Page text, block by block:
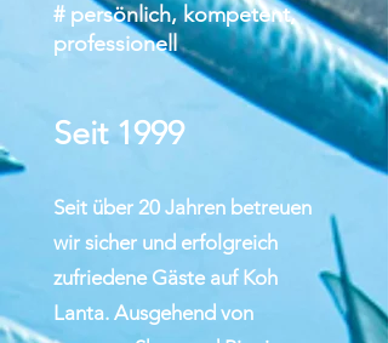
# persönlich, kompetent,
professionell
Seit 1999
Seit über 20 Jahren betreuen
wir sicher und erfolgreich
zufriedene Gäste auf Koh
Lanta. Ausgehend von